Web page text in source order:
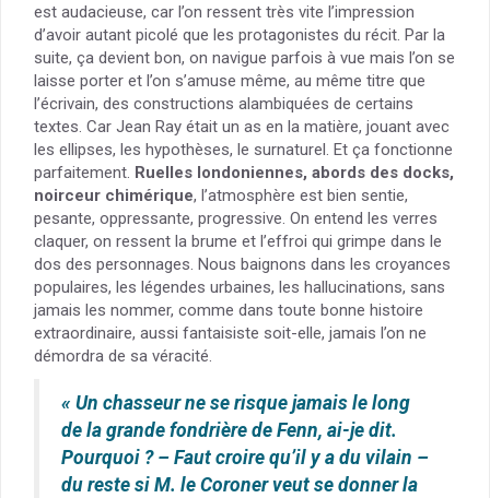
est audacieuse, car l’on ressent très vite l’impression
d’avoir autant picolé que les protagonistes du récit. Par la
suite, ça devient bon, on navigue parfois à vue mais l’on se
laisse porter et l’on s’amuse même, au même titre que
l’écrivain, des constructions alambiquées de certains
textes. Car Jean Ray était un as en la matière, jouant avec
les ellipses, les hypothèses, le surnaturel. Et ça fonctionne
parfaitement. Ruelles londoniennes, abords des docks,
noirceur chimérique, l’atmosphère est bien sentie,
pesante, oppressante, progressive. On entend les verres
claquer, on ressent la brume et l’effroi qui grimpe dans le
dos des personnages. Nous baignons dans les croyances
populaires, les légendes urbaines, les hallucinations, sans
jamais les nommer, comme dans toute bonne histoire
extraordinaire, aussi fantaisiste soit-elle, jamais l’on ne
démordra de sa véracité.
« Un chasseur ne se risque jamais le long
de la grande fondrière de Fenn, ai-je dit.
Pourquoi ? – Faut croire qu’il y a du vilain –
du reste si M. le Coroner veut se donner la